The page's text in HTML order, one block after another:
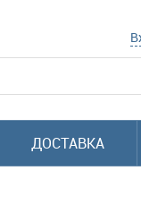
ДОСТАВКА